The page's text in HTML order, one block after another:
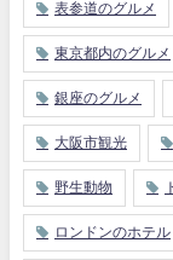
表参道のグルメ
東京都内のグルメ
銀座のグルメ
大阪市観光
野生動物
ロンドンのホテル